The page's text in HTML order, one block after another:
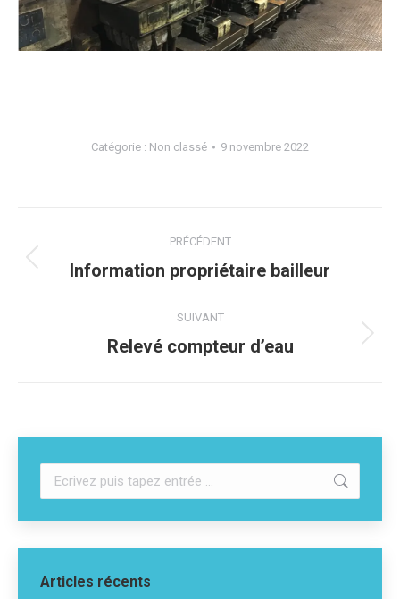
Catégorie : Non classé 9 novembre 2022
article
PRÉCÉDENT
Article
:
Information propriétaire bailleur
SUIVANT
Article
Relevé compteur d’eau
Recherche
:
Articles récents